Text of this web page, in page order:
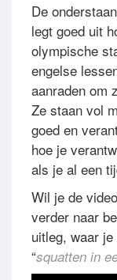
De
legt goed uit
olympische
engelse
aanraden om
Ze staan vol
goed en
hoe je
als je al een
Wil je de
verder naar
uitleg, waar
“squatten in